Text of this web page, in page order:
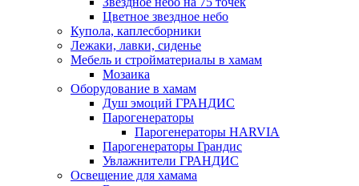
Цветное звездное небо
Купола, каплесборники
Лежаки, лавки, сиденье
Мебель и стройматериалы в хамам
Мозаика
Оборудование в хамам
Душ эмоций ГРАНДИС
Парогенераторы
Парогенераторы HARVIA
Парогенераторы Грандис
Увлажнители ГРАНДИС
Освещение для хамама